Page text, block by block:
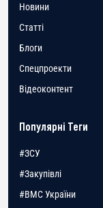
Новини
Статті
Блоги
Спецпроекти
Відеоконтент
Популярні Теги
#ЗСУ
#Закупівлі
#ВМС України